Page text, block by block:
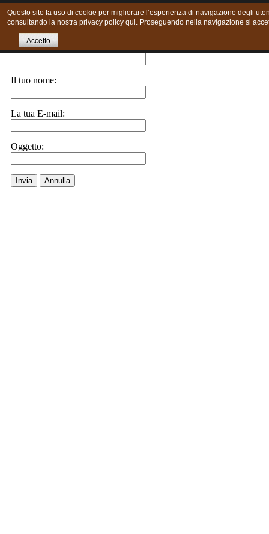
Invia ad un amico.
E-Mail a:
Il tuo nome:
La tua E-mail:
Oggetto:
Invia Annulla
Questo sito fa uso di cookie per migliorare l’esperienza di navigazione degli
consultando la nostra privacy policy qui. Proseguendo nella navigazione si
- Accetto